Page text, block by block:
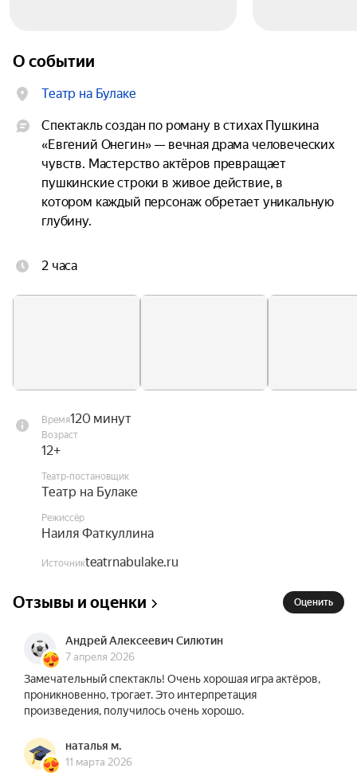
О событии
Театр на Булаке
Спектакль создан по роману в стихах Пушкина
«Евгений Онегин» — вечная драма человеческих
чувств. Мастерство актёров превращает
пушкинские строки в живое действие, в
котором каждый персонаж обретает уникальную
глубину.
Постановка бережно сохраняет поэтический
услышать завораживающие строки, знакомые с
Спектакль напоминает: классика бессмертна,
потому что говорит о том, что волнует людей во
все времена — о любви, выборе и цене
упущенных возможностей.
2 часа
Время120 минут
Возраст
12+
Театр-постановщик
Театр на Булаке
Режиссёр
Наиля Фаткуллина
Источникteatrnabulake.ru
Отзывы и оценки Оценить
Андрей Алексеевич Силютин
7 апреля 2026
Замечательный спектакль! Очень хорошая игра актёров,
проникновенно, трогает. Это интерпретация
произведения, получилось очень хорошо.
наталья м.
11 марта 2026